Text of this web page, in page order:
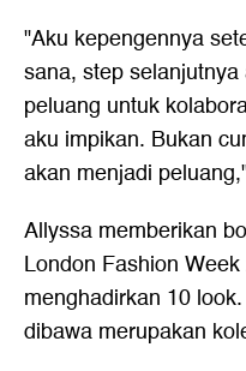
"Aku kepengennya
sana, step
peluang untuk
aku impikan. Bukan
akan menjadi
Allyssa memberikan
London Fashion
menghadirkan 10
dibawa merupakan